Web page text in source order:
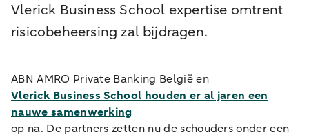
Vlerick Business School expertise omtrent
risicobeheersing zal bijdragen.
ABN AMRO Private Banking België en
Vlerick Business School houden er al jaren een
nauwe samenwerking
op na. De partners zetten nu de schouders onder een